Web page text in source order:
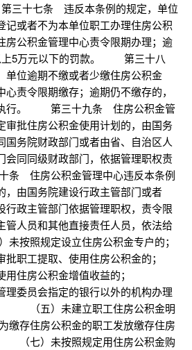
十七条 违反本条例的规定，单位
记或者不为本单位职工办理住房公积
房公积金管理中心责令限期办理；逾
上5万元以下的罚款。 第三十八
位逾期不缴或者少缴住房公积金
责令限期缴存；逾期仍不缴存的，
执行。 第三十九条 住房公积金管
审批住房公积金使用计划的，由国务
国务院财政部门或者由省、自治区人
会同同级财政部门，依据管理职权责
住房公积金管理中心违反本条例
，由国务院建设行政主管部门或者
行政主管部门依据管理职权，责令限
管人员和其他直接责任人员，依法给
照规定设立住房公积金专户的；
职工提取、使用住房公积金的；
用住房公积金增值收益的；
理委员会指定的银行以外的机构办理
（五）未建立职工住房公积金明
存住房公积金的职工发放缴存住房
（七）未按照规定用住房公积金购